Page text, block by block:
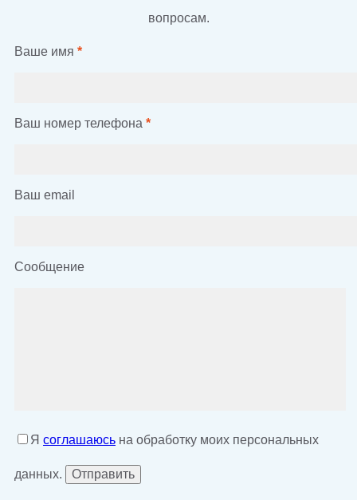
вопросам.
Ваше имя *
Ваш номер телефона *
Ваш email
Сообщение
Я соглашаюсь на обработку моих персональных
данных.